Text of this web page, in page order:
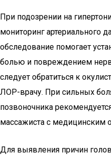
При подозрении на
мониторинг артериального
обследование помогает
болью и повреждением
следует обратиться к
ЛОР-врачу. При сильных
позвоночника
массажиста с медицинским
Для выявления причин